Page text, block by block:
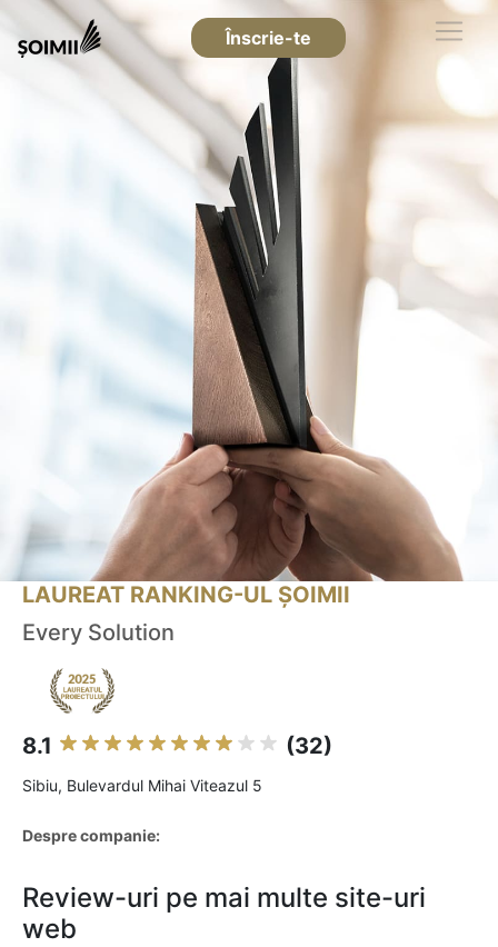
Înscrie-te
LAUREAT RANKING-UL ȘOIMII
Every Solution
8.1 (32)
Sibiu, Bulevardul Mihai Viteazul 5
Despre companie:
Review-uri pe mai multe site-uri
web